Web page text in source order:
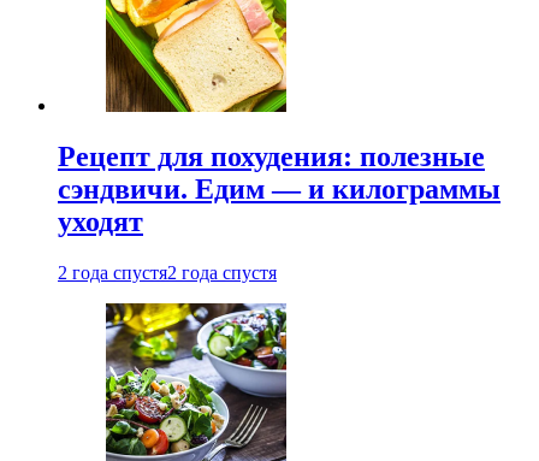
Рецепт для похудения: полезные
сэндвичи. Едим — и килограммы
уходят
2 года спустя2 года спустя